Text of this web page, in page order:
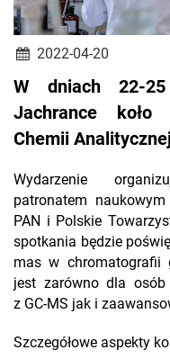
2022-04-20
W dniach 22-
Jachrance koło
Chemii
Wydarzenie
patronatem
PAN i Polskie
spotkania będzie
mas w chromatografii
jest zarówno dla osób
z GC-MS jak i
Szczegółowe aspekty